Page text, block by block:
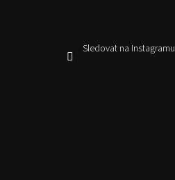
Sledovat na Instagramu